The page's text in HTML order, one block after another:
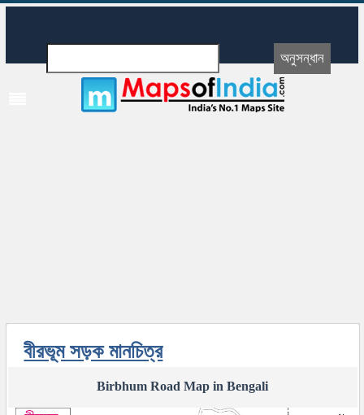
বীরভূম সড়ক মানচিত্র
Birbhum Road Map in Bengali